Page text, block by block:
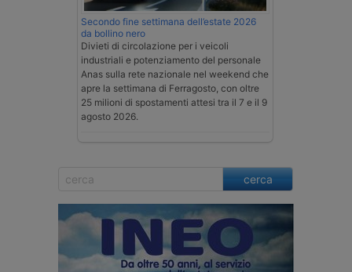
Secondo fine settimana dell’estate 2026
da bollino nero
Divieti di circolazione per i veicoli
industriali e potenziamento del personale
Anas sulla rete nazionale nel weekend che
apre la settimana di Ferragosto, con oltre
25 milioni di spostamenti attesi tra il 7 e il 9
agosto 2026.
cerca